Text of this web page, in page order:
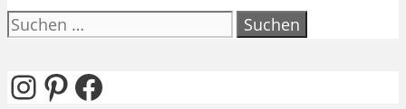
Suchen
Instagram
Pinterest
Facebook